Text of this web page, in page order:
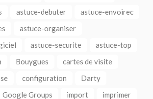
astuce-debuter
astuce-envoirec
astuce-organiser
astuce-securite
astuce-top
Bouygues
cartes de visite
configuration
Darty
Google Groups import
imprimer